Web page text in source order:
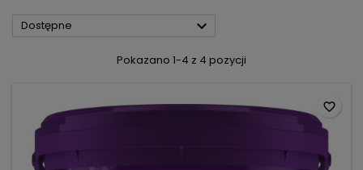
Dostępne 
Pokazano 1-4 z 4 pozycji
favorite_border